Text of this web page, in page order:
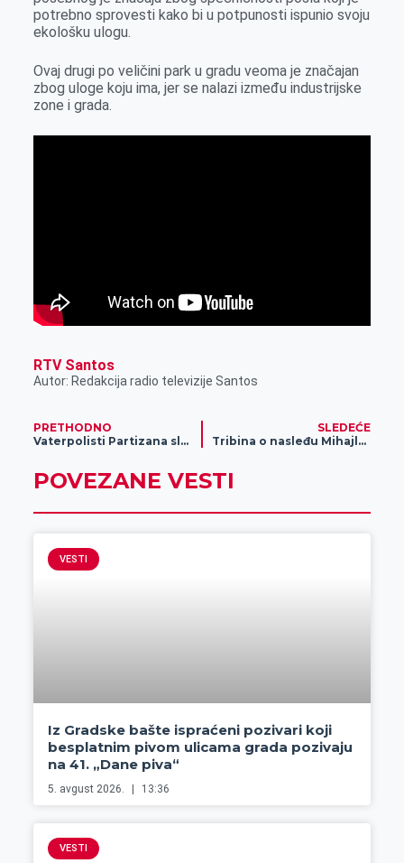
r
potrebno sprovesti kako bi u potpunosti ispunio svoju
ekološku ulogu.
Ovaj drugi po veličini park u gradu veoma je značajan
zbog uloge koju ima, jer se nalazi između industrijske
zone i grada.
RTV Santos
Autor: Redakcija radio televizije Santos
PRETHODNO
Vaterpolisti Partizana slavili u Zrenjaninu
SLEDEĆE
Tribina o nasleđu Mihajla Pupina okupila brojne posetioce
POVEZANE VESTI
VESTI
Iz Gradske bašte ispraćeni pozivari koji
besplatnim pivom ulicama grada pozivaju
na 41. „Dane piva“
5. avgust 2026. 13:36
VESTI